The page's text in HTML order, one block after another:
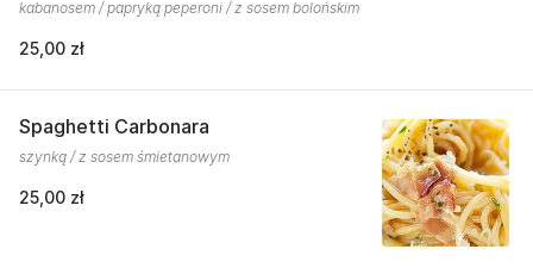
kabanosem / papryką peperoni / z sosem bolońskim
25,00 zł
Spaghetti Carbonara
szynką / z sosem śmietanowym
25,00 zł